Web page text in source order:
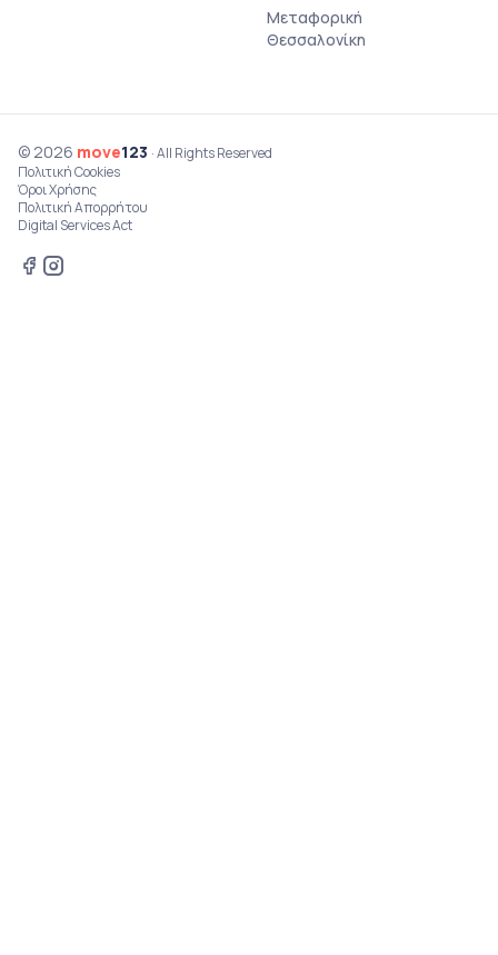
Μεταφορική
Θεσσαλονίκη
© 2026 move123 · All Rights Reserved
Πολιτική Cookies
Όροι Χρήσης
Πολιτική Απορρήτου
Digital Services Act